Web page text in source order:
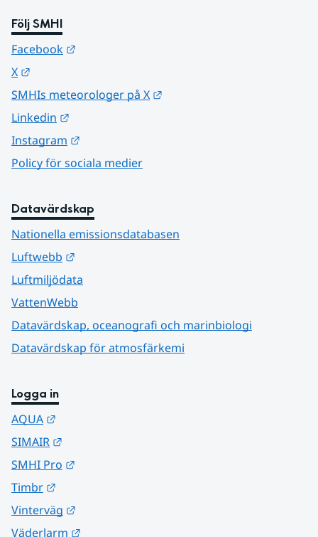
Följ SMHI
Facebook
X
SMHIs meteorologer på X
Linkedin
Instagram
Policy för sociala medier
Datavärdskap
Nationella emissionsdatabasen
Luftwebb
Luftmiljödata
VattenWebb
Datavärdskap, oceanografi och marinbiologi
Datavärdskap för atmosfärkemi
Logga in
AQUA
SIMAIR
SMHI Pro
Timbr
Vinterväg
Väderlarm